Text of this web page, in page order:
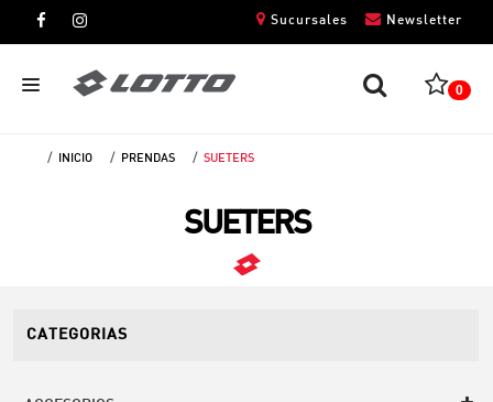
Newsletter
Sucursales
0
INICIO PRENDAS SUETERS
SUETERS
CATEGORIAS